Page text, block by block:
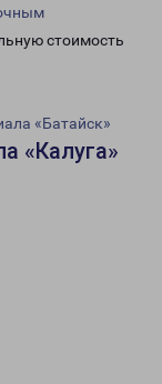
стоимость
«Батайск»
«Калуга»